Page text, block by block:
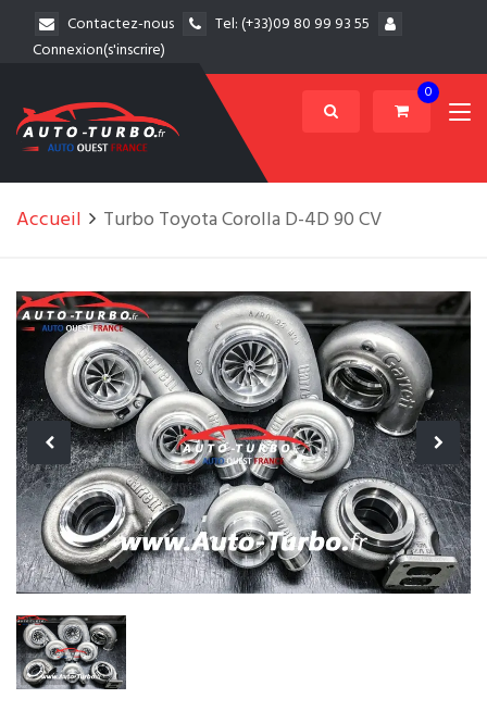
Contactez-nous Tel:(+33)09 80 99 93 55
Connexion(s'inscrire)
0
Accueil Turbo Toyota Corolla D-4D 90 CV